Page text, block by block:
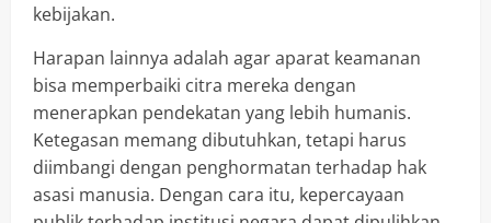
kebijakan.
Harapan lainnya adalah agar aparat keamanan
bisa memperbaiki citra mereka dengan
menerapkan pendekatan yang lebih humanis.
Ketegasan memang dibutuhkan, tetapi harus
diimbangi dengan penghormatan terhadap hak
asasi manusia. Dengan cara itu, kepercayaan